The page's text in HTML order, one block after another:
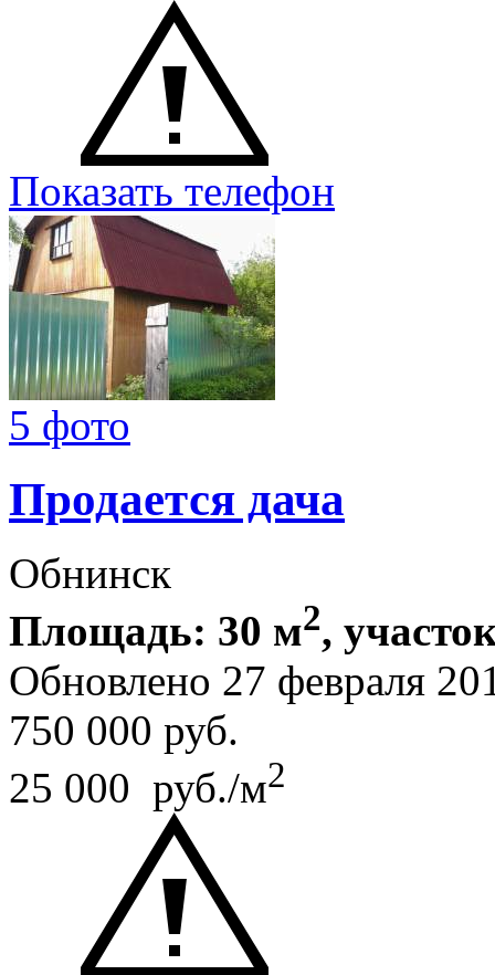
Показать телефон
5 фото
Продается дача
Обнинск
Площадь: 30 м2,
Обновлено 27 февраля
750 000 руб.
25 000 руб./м2